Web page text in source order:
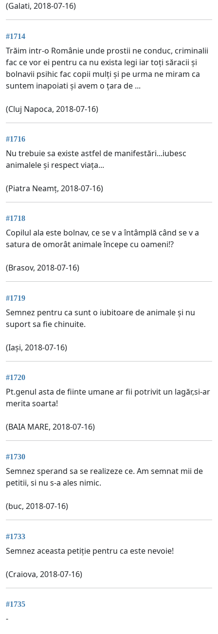
(Galati, 2018-07-16)
#1714
Trăim intr-o Românie unde prostii ne conduc, criminalii
fac ce vor ei pentru ca nu exista legi iar toți săracii și
bolnavii psihic fac copii mulți și pe urma ne miram ca
suntem inapoiati și avem o țara de ...
(Cluj Napoca, 2018-07-16)
#1716
Nu trebuie sa existe astfel de manifestări...iubesc
animalele și respect viața...
(Piatra Neamț, 2018-07-16)
#1718
Copilul ala este bolnav, ce se v a întâmplă când se v a
satura de omorât animale începe cu oameni!?
(Brasov, 2018-07-16)
#1719
Semnez pentru ca sunt o iubitoare de animale și nu
suport sa fie chinuite.
(Iași, 2018-07-16)
#1720
Pt.genul asta de fiinte umane ar fii potrivit un lagăr,si-ar
merita soarta!
(BAIA MARE, 2018-07-16)
#1730
Semnez sperand sa se realizeze ce. Am semnat mii de
petitii, si nu s-a ales nimic.
(buc, 2018-07-16)
#1733
Semnez aceasta petiție pentru ca este nevoie!
(Craiova, 2018-07-16)
#1735
-